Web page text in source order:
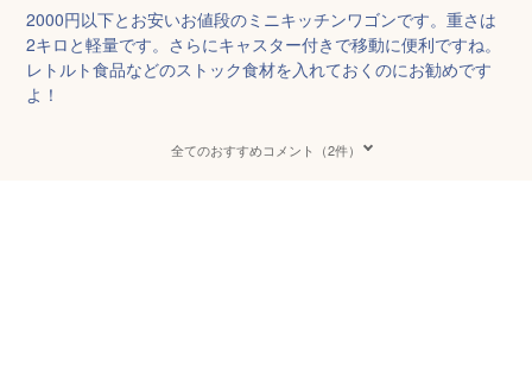
2000円以下とお安いお値段のミニキッチンワゴンです。重さは
2キロと軽量です。さらにキャスター付きで移動に便利ですね。
レトルト食品などのストック食材を入れておくのにお勧めです
よ！
全てのおすすめコメント（2件）